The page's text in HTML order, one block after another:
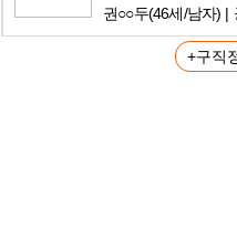
권○○두(46세/남자)
+구직